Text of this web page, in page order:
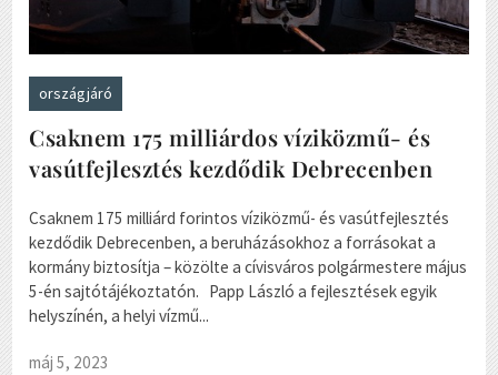
országjáró
Csaknem 175 milliárdos víziközmű- és
vasútfejlesztés kezdődik Debrecenben
Csaknem 175 milliárd forintos víziközmű- és vasútfejlesztés
kezdődik Debrecenben, a beruházásokhoz a forrásokat a
kormány biztosítja – közölte a cívisváros polgármestere május
5-én sajtótájékoztatón. Papp László a fejlesztések egyik
helyszínén, a helyi vízmű...
máj 5, 2023